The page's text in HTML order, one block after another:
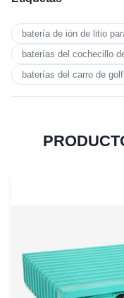
batería de ión de litio
baterías del cochecillo
baterías del carro de